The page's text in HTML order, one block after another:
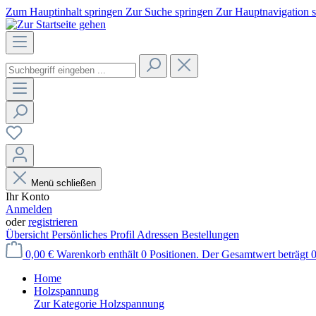
Zum Hauptinhalt springen Zur Suche springen Zur Hauptnavigation
Menü schließen
Ihr Konto
Anmelden
oderregistrieren
Übersicht Persönliches Profil Adressen Bestellungen
0,00 € Warenkorb enthält 0 Positionen. Der Gesamtwert beträgt
Home
Holzspannung
Zur Kategorie Holzspannung